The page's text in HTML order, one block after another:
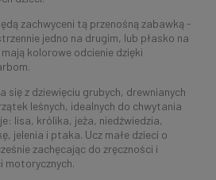
zachwyceni tą przenośną zabawką -
jedno na drugim, lub płasko na
kolorowe odcienie dzięki
się z dziewięciu grubych, drewnianych
leśnych, idealnych do chwytania
lisa, królika, jeża, niedźwiedzia,
jelenia i ptaka. Ucz małe dzieci o
zachęcając do zręczności i
motorycznych.